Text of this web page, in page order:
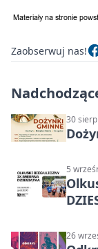
Zaobserwuj nas!
30
5
26